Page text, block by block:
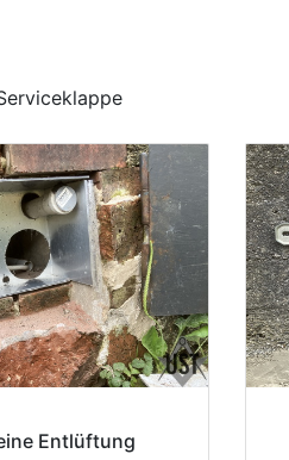
Entlüftung